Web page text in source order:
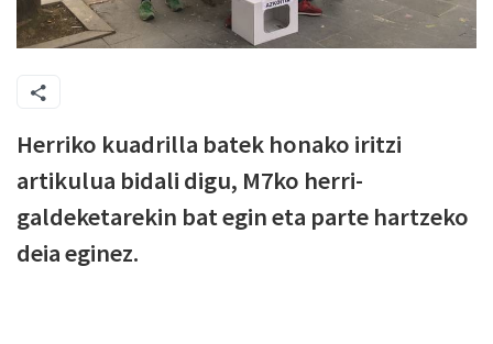
Herriko kuadrilla batek honako iritzi
artikulua bidali digu, M7ko herri-
galdeketarekin bat egin eta parte hartzeko
deia eginez.